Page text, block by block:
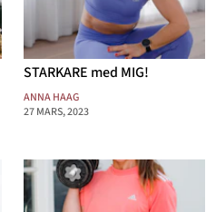
STARKARE med MIG!
ANNA HAAG
27 MARS, 2023